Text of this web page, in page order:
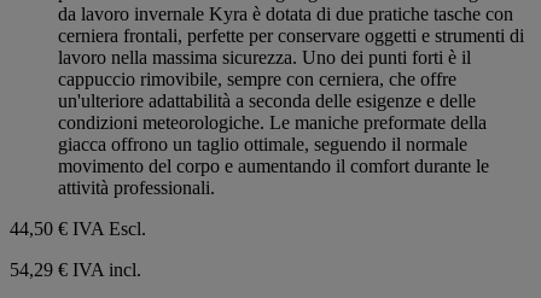
da lavoro invernale Kyra è dotata di due pratiche tasche con
cerniera frontali, perfette per conservare oggetti e strumenti di
lavoro nella massima sicurezza. Uno dei punti forti è il
cappuccio rimovibile, sempre con cerniera, che offre
un'ulteriore adattabilità a seconda delle esigenze e delle
condizioni meteorologiche. Le maniche preformate della
giacca offrono un taglio ottimale, seguendo il normale
movimento del corpo e aumentando il comfort durante le
attività professionali.
44,50 € IVA Escl.
54,29 € IVA incl.